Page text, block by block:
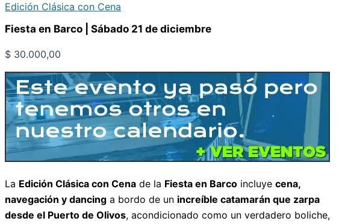
Edición Clásica con Cena
Fiesta en Barco | Sábado 21 de diciembre
$ 30.000,00
La Edición Clásica con Cena de la Fiesta en Barco incluye cena,
navegación y dancing a bordo de un increíble catamarán que zarpa
desde el Puerto de Olivos, acondicionado como un verdadero boliche,